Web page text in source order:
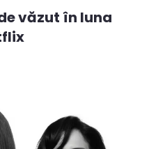
văzut în luna